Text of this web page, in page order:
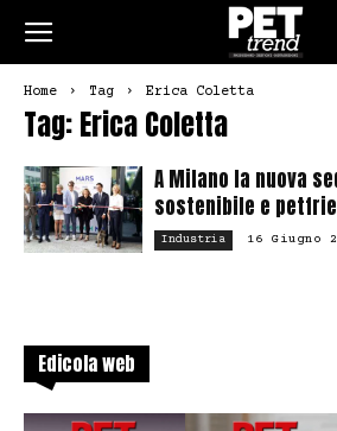
Home Tag Erica Coletta
Tag: Erica Coletta
A Milano la nuova
sostenibile e
Industria 16 Giugno
Edicola web